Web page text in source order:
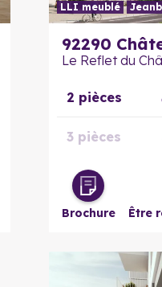
LLI meublé
92290
Le Reflet du
2 pièces
3 pièces
4 pièces
Brochure Être